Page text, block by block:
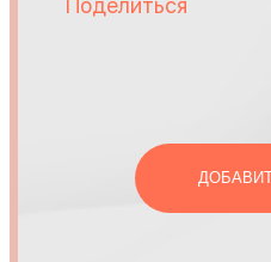
Поделиться